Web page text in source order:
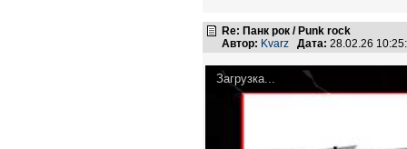
Re: Панк рок / Punk rock
Автор: Kvarz Дата: 28.02.26
Загрузка...